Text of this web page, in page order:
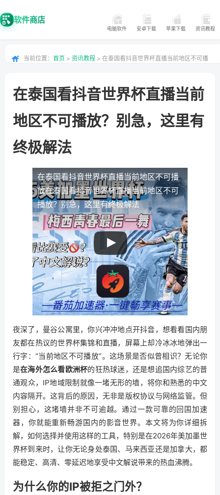
软件商店
电脑软件 安卓下载 苹果下载 资讯教程
当前位置： 首页 > 资讯教程 > 在泰国看抖音世界杯直播当前地区不可播
在泰国看抖音世界杯直播当前
地区不可播放？别急，这里有
终极解法
在泰国看抖音世界杯直播当前地区不可播
放在泰国看抖音世界杯直播当前地区不可
播放？别急，这里有终极解法
夜深了，曼谷公寓里，你兴冲冲地点开抖音，想看看国内朋
友都在热议的世界杯集锦和直播，屏幕上却冷冰冰地弹出一
行字：“当前地区不可播放”。这场景是否似曾相识？无论你
是在海外怎么看欧洲杯的狂热球迷，还是想追国内综艺的普
通观众，IP地域限制就像一堵无形的墙，将你和熟悉的中文
内容隔开。这背后的原因，无非是版权协议与网络监管。但
别担心，这堵墙并非不可逾越。通过一款可靠的回国加速
器，你就能重新畅游国内的影音世界。本文将为你详细拆
解，如何选择并使用这样的工具，特别是在2026年美加墨世
界杯到来时，让你无论身处泰国、马来西亚还是加拿大，都
能稳定、高清、零延迟地享受中文解说带来的热血沸腾。
为什么你的IP被拒之门外？